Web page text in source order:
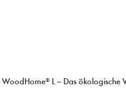
WoodHome® L – Das ökologische